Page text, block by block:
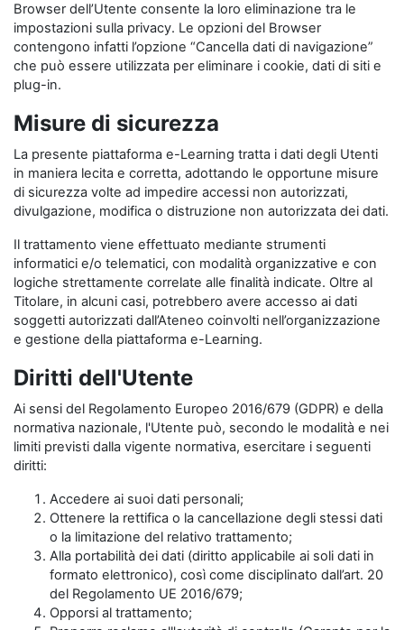
Browser dell’Utente consente la loro eliminazione tra le
impostazioni sulla privacy. Le opzioni del Browser
contengono infatti l’opzione “Cancella dati di navigazione”
che può essere utilizzata per eliminare i cookie, dati di siti e
plug-in.
Misure di sicurezza
La presente piattaforma e-Learning tratta i dati degli Utenti
in maniera lecita e corretta, adottando le opportune misure
di sicurezza volte ad impedire accessi non autorizzati,
divulgazione, modifica o distruzione non autorizzata dei dati.
Il trattamento viene effettuato mediante strumenti
informatici e/o telematici, con modalità organizzative e con
logiche strettamente correlate alle finalità indicate. Oltre al
Titolare, in alcuni casi, potrebbero avere accesso ai dati
soggetti autorizzati dall’Ateneo coinvolti nell’organizzazione
e gestione della piattaforma e-Learning.
Diritti dell'Utente
Ai sensi del Regolamento Europeo 2016/679 (GDPR) e della
normativa nazionale, l'Utente può, secondo le modalità e nei
limiti previsti dalla vigente normativa, esercitare i seguenti
diritti:
Accedere ai suoi dati personali;
Ottenere la rettifica o la cancellazione degli stessi dati
o la limitazione del relativo trattamento;
Alla portabilità dei dati (diritto applicabile ai soli dati in
formato elettronico), così come disciplinato dall’art. 20
del Regolamento UE 2016/679;
Opporsi al trattamento;